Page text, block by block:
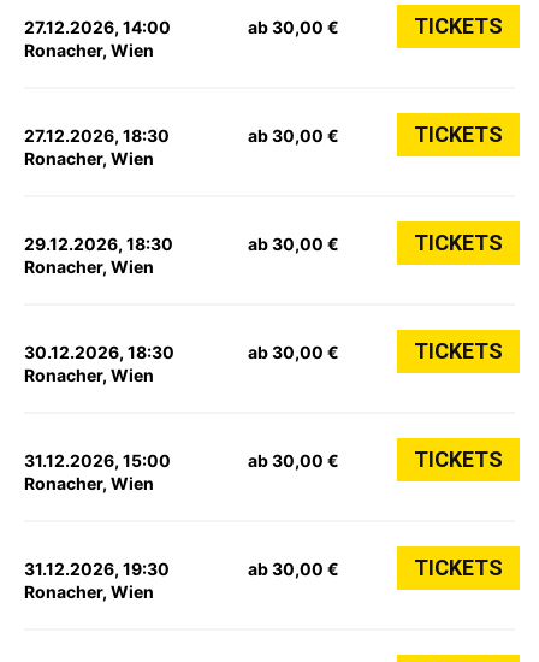
27.12.2026, 14:00
Ronacher, Wien
ab 30,00 € TICKETS
27.12.2026, 18:30
Ronacher, Wien
ab 30,00 € TICKETS
29.12.2026, 18:30
Ronacher, Wien
ab 30,00 € TICKETS
30.12.2026, 18:30
Ronacher, Wien
ab 30,00 € TICKETS
31.12.2026, 15:00
Ronacher, Wien
ab 30,00 € TICKETS
31.12.2026, 19:30
Ronacher, Wien
ab 30,00 € TICKETS